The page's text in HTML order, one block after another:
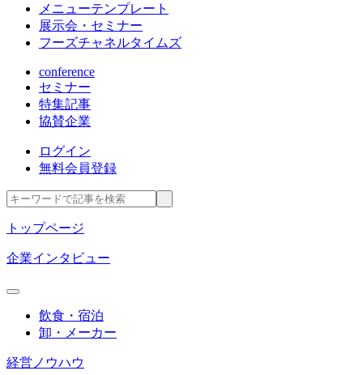
メニューテンプレート
展示会・セミナー
フーズチャネルタイムズ
conference
セミナー
特集記事
協賛企業
ログイン
無料会員登録
トップページ
企業インタビュー
飲食・宿泊
卸・メーカー
経営ノウハウ